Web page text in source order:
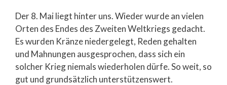
Der 8. Mai liegt hinter uns. Wieder wurde an vielen
Orten des Endes des Zweiten Weltkriegs gedacht.
Es wurden Kränze niedergelegt, Reden gehalten
und Mahnungen ausgesprochen, dass sich ein
solcher Krieg niemals wiederholen dürfe. So weit, so
gut und grundsätzlich unterstützenswert.